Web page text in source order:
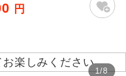
円
1/8
乗務し、車内での観光案内
スです。